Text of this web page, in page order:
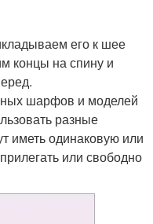
его к шее
концы на спину и
шарфов и моделей
разные
иметь одинаковую или
или свободно